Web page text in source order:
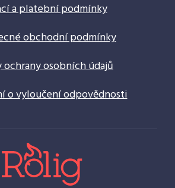
a platební podmínky
obchodní podmínky
ochrany osobních údajů
o vyloučení odpovědnosti